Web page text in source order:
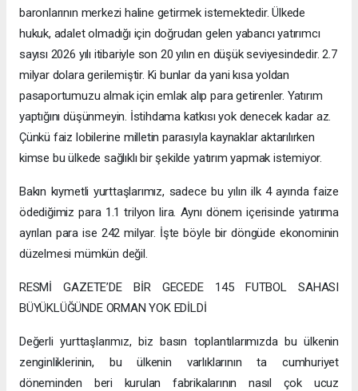
baronlarının merkezi haline getirmek istemektedir. Ülkede
hukuk, adalet olmadığı için doğrudan gelen yabancı yatırımcı
sayısı 2026 yılı itibariyle son 20 yılın en düşük seviyesindedir. 2.7
milyar dolara gerilemiştir. Ki bunlar da yani kısa yoldan
pasaportumuzu almak için emlak alıp para getirenler. Yatırım
yaptığını düşünmeyin. İstihdama katkısı yok denecek kadar az.
Çünkü faiz lobilerine milletin parasıyla kaynaklar aktarılırken
kimse bu ülkede sağlıklı bir şekilde yatırım yapmak istemiyor.
Bakın kıymetli yurttaşlarımız, sadece bu yılın ilk 4 ayında faize
ödediğimiz para 1.1 trilyon lira. Aynı dönem içerisinde yatırıma
ayrılan para ise 242 milyar. İşte böyle bir döngüde ekonominin
düzelmesi mümkün değil.
RESMİ GAZETE’DE BİR GECEDE 145 FUTBOL SAHASI
BÜYÜKLÜĞÜNDE ORMAN YOK EDİLDİ
Değerli yurttaşlarımız, biz basın toplantılarımızda bu ülkenin
zenginliklerinin, bu ülkenin varlıklarının ta cumhuriyet
döneminden beri kurulan fabrikalarının nasıl çok ucuz